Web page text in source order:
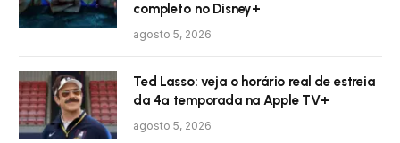
completo no Disney+
agosto 5, 2026
Ted Lasso: veja o horário real de estreia
da 4ª temporada na Apple TV+
agosto 5, 2026